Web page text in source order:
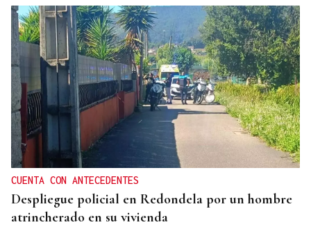
CUENTA CON ANTECEDENTES
Despliegue policial en Redondela por un hombre
atrincherado en su vivienda